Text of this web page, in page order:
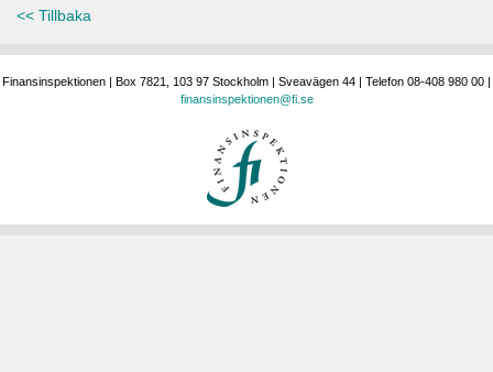
<< Tillbaka
Finansinspektionen | Box 7821, 103 97 Stockholm | Sveavägen 44 | Telefon 08-408 980 00 |
finansinspektionen@fi.se